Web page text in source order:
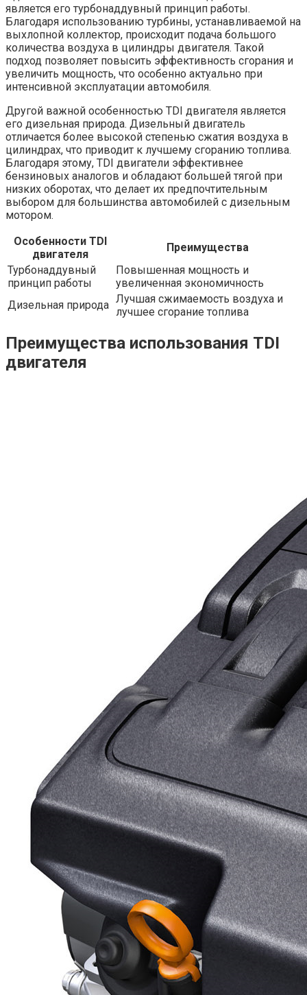
является его турбонаддувный принцип работы.
Благодаря использованию турбины, устанавливаемой на
выхлопной коллектор, происходит подача большого
количества воздуха в цилиндры двигателя. Такой
подход позволяет повысить эффективность сгорания и
увеличить мощность, что особенно актуально при
интенсивной эксплуатации автомобиля.
Другой важной особенностью TDI двигателя является
его дизельная природа. Дизельный двигатель
отличается более высокой степенью сжатия воздуха в
цилиндрах, что приводит к лучшему сгоранию топлива.
Благодаря этому, TDI двигатели эффективнее
бензиновых аналогов и обладают большей тягой при
низких оборотах, что делает их предпочтительным
выбором для большинства автомобилей с дизельным
мотором.
Особенности TDI
двигателя
Преимущества
Турбонаддувный
принцип работы
Повышенная мощность и
увеличенная экономичность
Дизельная природа Лучшая сжимаемость воздуха и
лучшее сгорание топлива
Преимущества использования TDI
двигателя